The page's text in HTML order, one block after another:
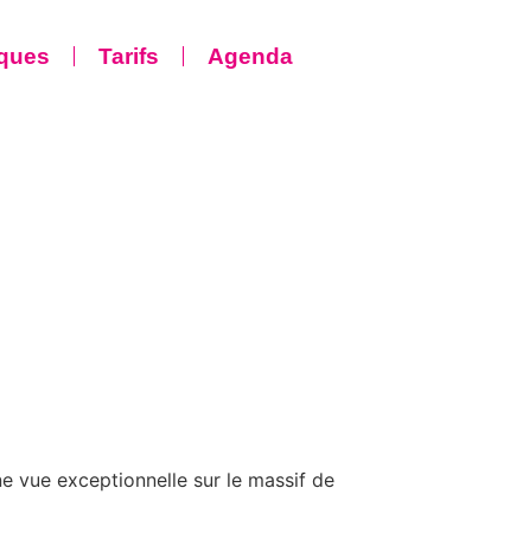
Tarifs Agenda
vue exceptionnelle sur le massif de